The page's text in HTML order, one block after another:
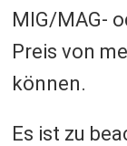
MIG/MAG-
Preis von
können.
Es ist zu